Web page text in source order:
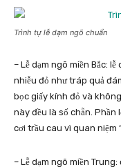
Trình tự lễ dạm ngõ chuẩn
– Lễ dạm ngõ miền Bắc:
nhiễu đỏ như tráp quả
bọc giấy kính đỏ và
này đều là số chẵn.
cơi trầu cau vì quan niệm
– Lễ dạm ngõ miền